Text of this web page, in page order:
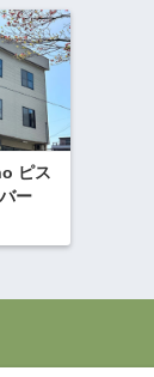
ピス
ー